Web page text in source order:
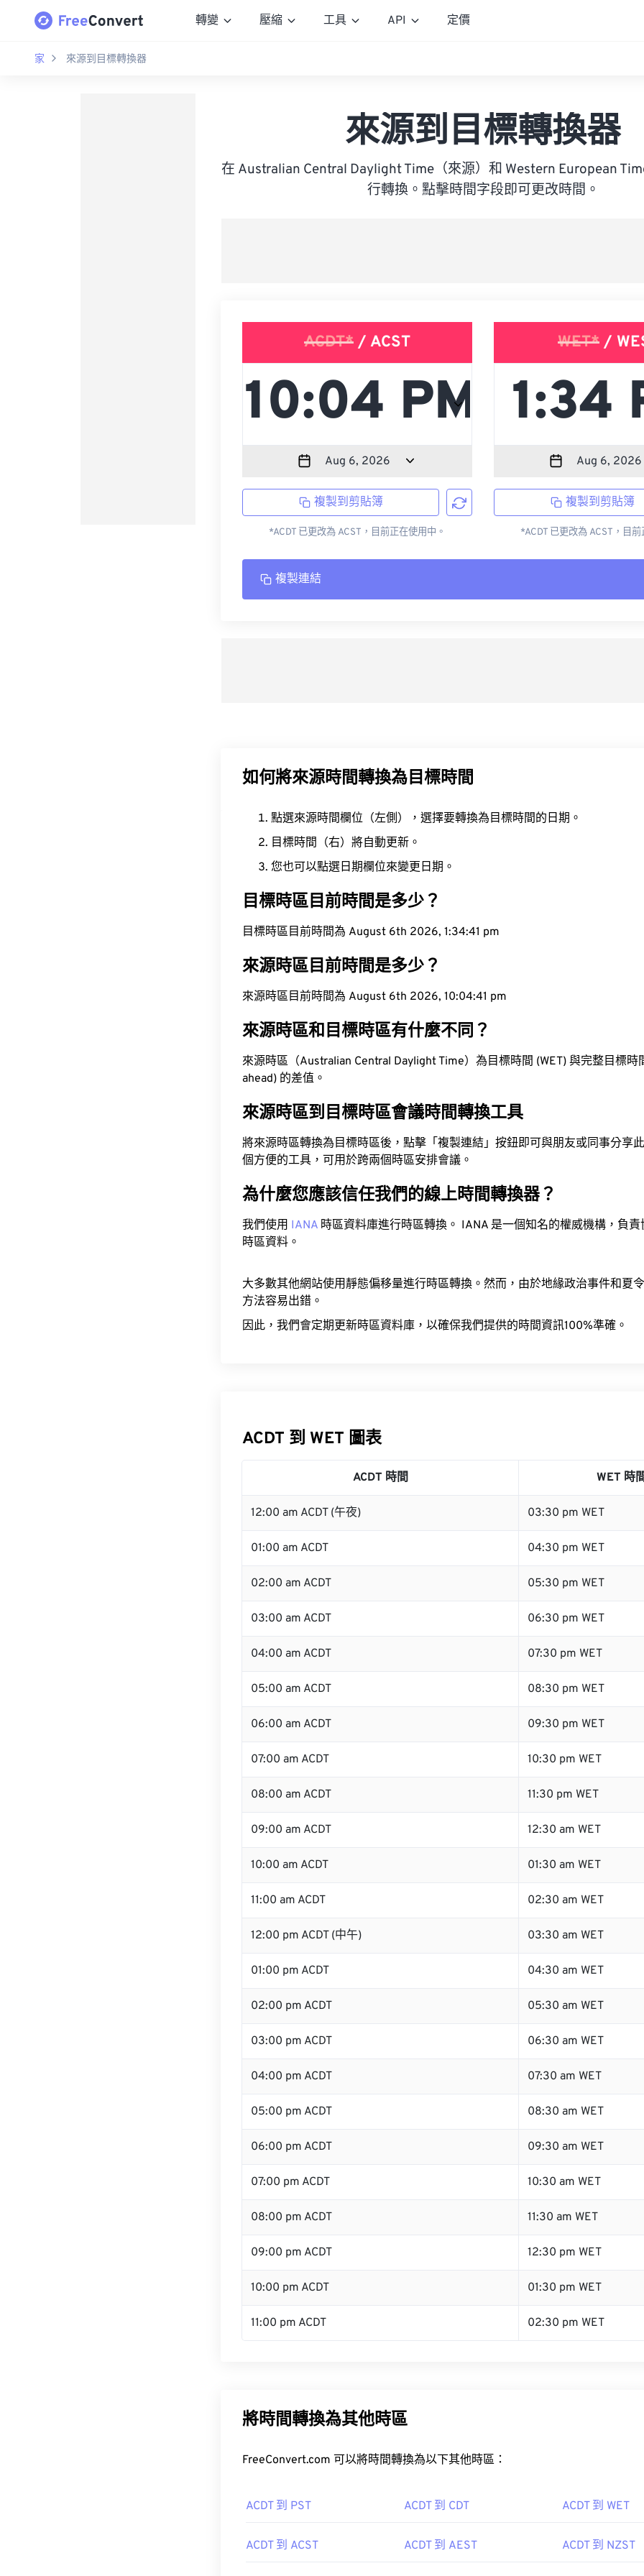
轉變 壓縮 工具 API 定價
家 來源到目標轉換器
來源到目標轉換器
在 Australian Central Daylight Time（來源）和 Western European
行轉換。點擊時間字段即可更改時間。
ACDT* / ACST
複製到剪貼簿
*ACDT 已更改為 ACST，目前正在使用中。
WET* /
複製到剪貼簿
*ACDT 已更改為 ACST，目
複製連結
如何將來源時間轉換為目標時間
點選來源時間欄位（左側），選擇要轉換為目標時間的日期。
目標時間（右）將自動更新。
您也可以點選日期欄位來變更日期。
目標時區目前時間是多少？
目標時區目前時間為 August 6th 2026, 1:34:42 pm
來源時區目前時間是多少？
來源時區目前時間為 August 6th 2026, 10:04:42 pm
來源時區和目標時區有什麼不同？
來源時區（Australian Central Daylight Time）為目標時間 (WET) 與完整目標時
ahead) 的差值。
來源時區到目標時區會議時間轉換工具
將來源時區轉換為目標時區後，點擊「複製連結」按鈕即可與朋友或同事分享
個方便的工具，可用於跨兩個時區安排會議。
為什麼您應該信任我們的線上時間轉換器？
我們使用 IANA 時區資料庫進行時區轉換。 IANA 是一個知名的權威機構，負
時區資料。
大多數其他網站使用靜態偏移量進行時區轉換。然而，由於地緣政治事件和夏
方法容易出錯。
因此，我們會定期更新時區資料庫，以確保我們提供的時間資訊100%準確。
ACDT 到 WET 圖表
ACDT 時間 WET 時
12:00 am ACDT (午夜) 03:30 pm WET
01:00 am ACDT 04:30 pm WET
02:00 am ACDT 05:30 pm WET
03:00 am ACDT 06:30 pm WET
04:00 am ACDT 07:30 pm WET
05:00 am ACDT 08:30 pm WET
06:00 am ACDT 09:30 pm WET
07:00 am ACDT 10:30 pm WET
08:00 am ACDT 11:30 pm WET
09:00 am ACDT 12:30 am WET
10:00 am ACDT 01:30 am WET
11:00 am ACDT 02:30 am WET
12:00 pm ACDT (中午) 03:30 am WET
01:00 pm ACDT 04:30 am WET
02:00 pm ACDT 05:30 am WET
03:00 pm ACDT 06:30 am WET
04:00 pm ACDT 07:30 am WET
05:00 pm ACDT 08:30 am WET
06:00 pm ACDT 09:30 am WET
07:00 pm ACDT 10:30 am WET
08:00 pm ACDT 11:30 am WET
09:00 pm ACDT 12:30 pm WET
10:00 pm ACDT 01:30 pm WET
11:00 pm ACDT 02:30 pm WET
將時間轉換為其他時區
FreeConvert.com 可以將時間轉換為以下其他時區：
ACDT 到 PST ACDT 到 CDT ACDT 到 WET
ACDT 到 ACST ACDT 到 AEST ACDT 到 NZST